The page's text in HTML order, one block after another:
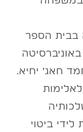
בבית הספר
חאג׳ יחיא.
ביטוי